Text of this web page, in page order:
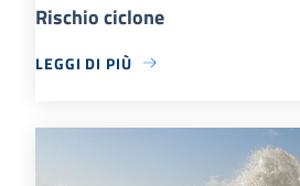
Rischio ciclone
LEGGI DI PIÙ